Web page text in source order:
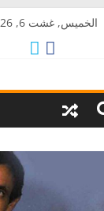
الخميس, غشت 6, 2026